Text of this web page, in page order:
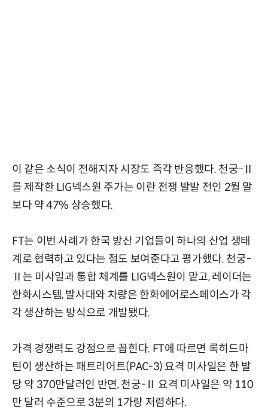
이 같은 소식이 전해지자 시장도 즉각 반응했다. 천궁-Ⅱ
를 제작한 LIG넥스원 주가는 이란 전쟁 발발 전인 2월 말
보다 약 47% 상승했다.
FT는 이번 사례가 한국 방산 기업들이 하나의 산업 생태
계로 협력하고 있다는 점도 보여준다고 평가했다. 천궁-
Ⅱ는 미사일과 통합 체계를 LIG넥스원이 맡고, 레이더는
한화시스템, 발사대와 차량은 한화에어로스페이스가 각
각 생산하는 방식으로 개발됐다.
가격 경쟁력도 강점으로 꼽힌다. FT에 따르면 록히드마
틴이 생산하는 패트리어트(PAC-3) 요격 미사일은 한 발
당 약 370만달러인 반면, 천궁-Ⅱ 요격 미사일은 약 110
만 달러 수준으로 3분의 1가량 저렴하다.